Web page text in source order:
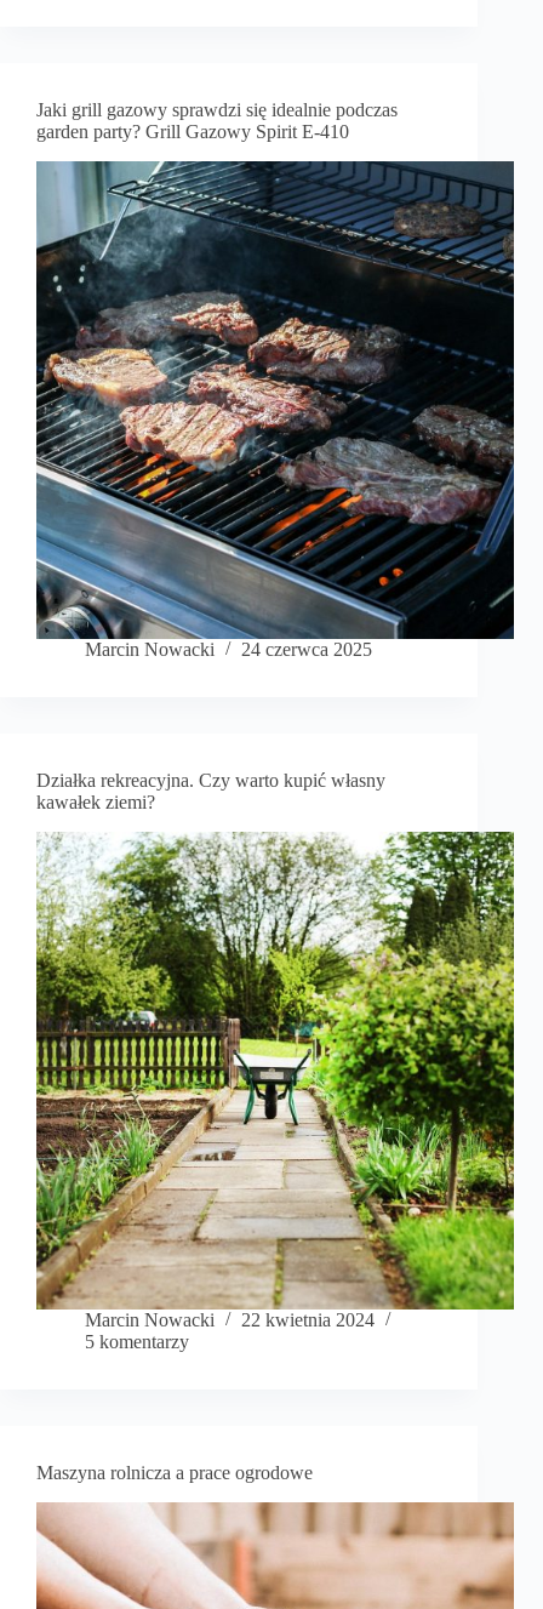
Jaki grill gazowy sprawdzi się idealnie podczas
garden party? Grill Gazowy Spirit E-410
Marcin Nowacki 24 czerwca 2025
Działka rekreacyjna. Czy warto kupić własny
kawałek ziemi?
Marcin Nowacki
22 kwietnia 2024
5 komentarzy
Maszyna rolnicza a prace ogrodowe